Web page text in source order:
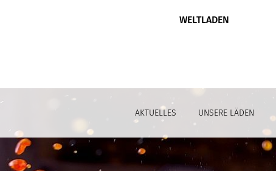
WELTLADEN
AKTUELLES UNSERE LÄDEN